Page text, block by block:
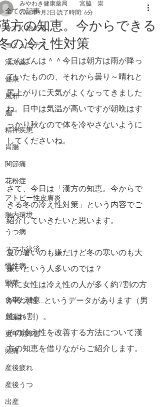
全ての記事
今すぐ始める
コミュニティ
漢方薬
健康
風邪
脳
精神疾患
胃腸
関節痛
花粉症
アトピー性皮膚炎
腸内環境
うつ病
スマホ決済
慢性病
野菜
食事と健康
尿漏れ
更年期障害
頭痛
産後疲れ
産後うつ
出産
方の知恵。今からできる
の冷え性対策
みやわき健康薬局 宮脇 崇
2022年9月2日 読了時間: 6分
こんばんは＾＾今日は朝方は雨が降っ
ていたものの、それから曇り～晴れと
尻上がりに天気がよくなってきました
ね。日中は気温が高いですが朝晩はす
っかり秋なので体を冷やさないように
してくださいね。
さて、今日は「漢方の知恵。今からで
きる冬の冷え性対策」という内容でご
紹介していきたいと思います。
夏の暑いのも嫌だけど冬の寒いのも大
嫌いという人多いのでは？
特に女性は冷え性の人が多く約7割の方
が冷え性…というデータがあります（男
性は4割）。
その冷え性を改善する方法について漢
方の知恵を借りながらご紹介します。